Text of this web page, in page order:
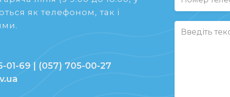
як телефоном, так і
01-69 | (057) 705-00-27